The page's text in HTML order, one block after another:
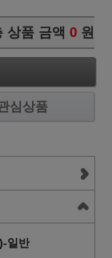
상품 금액 0 원
심상품
일반